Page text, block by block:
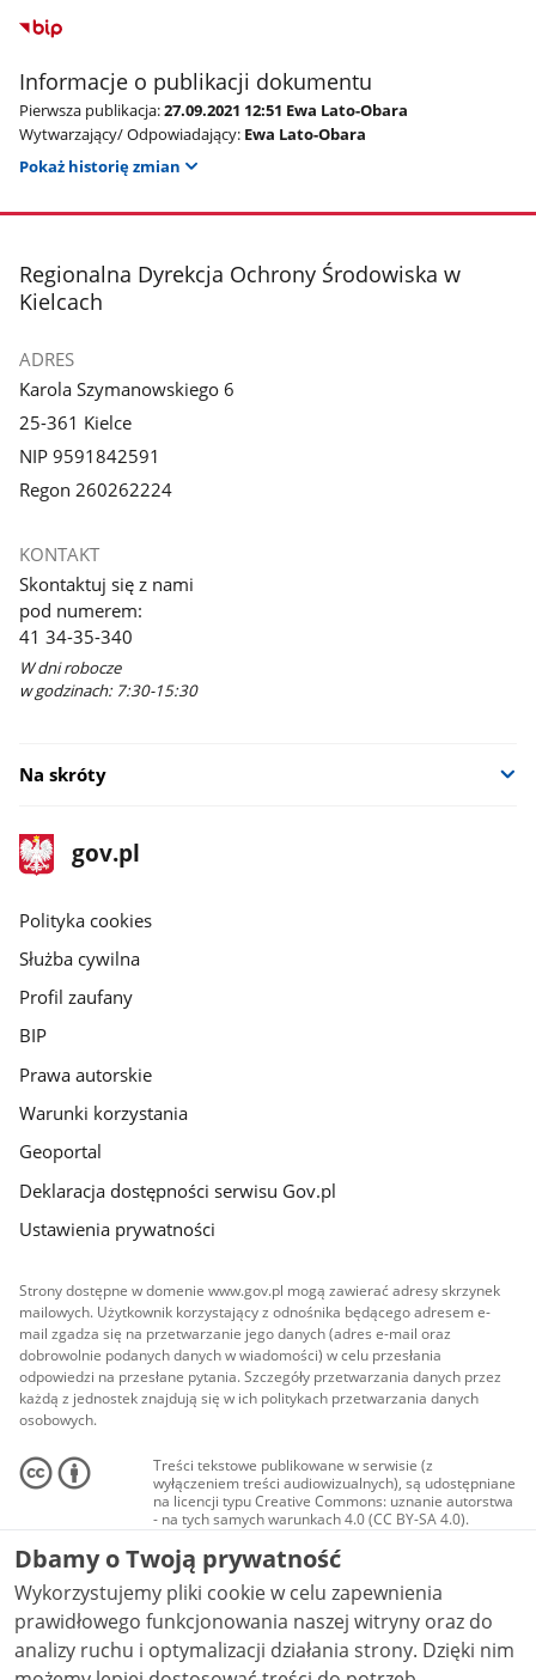
Informacje o publikacji dokumentu
Pierwsza publikacja:27.09.2021 12:51 Ewa Lato-Obara
Wytwarzający/ Odpowiadający: Ewa Lato-Obara
Pokaż historię zmian
stopka
Regionalna Dyrekcja Ochrony Środowiska w
Kielcach
ADRES
Karola Szymanowskiego 6
25-361 Kielce
NIP 9591842591
Regon 260262224
KONTAKT
Skontaktuj się z nami
pod numerem:
41 34-35-340
W dni robocze
w godzinach: 7:30-15:30
Na skróty
stopka
gov.pl
Strona
gov.pl
gov.pl
Polityka cookies
Służba cywilna
Profil zaufany
BIP
Prawa autorskie
Warunki korzystania
Geoportal
Deklaracja dostępności serwisu Gov.pl
Ustawienia prywatności
Strony dostępne w domenie www.gov.pl mogą zawierać adresy skrzynek
mailowych. Użytkownik korzystający z odnośnika będącego adresem e-
mail zgadza się na przetwarzanie jego danych (adres e-mail oraz
dobrowolnie podanych danych w wiadomości) w celu przesłania
odpowiedzi na przesłane pytania. Szczegóły przetwarzania danych przez
każdą z jednostek znajdują się w ich politykach przetwarzania danych
osobowych.
Treści tekstowe publikowane w serwisie (z
wyłączeniem treści audiowizualnych), są udostępniane
na licencji typu Creative Commons: uznanie autorstwa
- na tych samych warunkach 4.0 (CC BY-SA 4.0).
Materiały audiowizualne, w tym zdjęcia, materiały
audio i wideo, są udostępniane na licencji typu
Creative Commons: uznanie autorstwa użycie
niekomercyjne - bez utworów zależnych 4.0 (CC BY-
NC-ND 4.0), o ile nie jest to stwierdzone inaczej.
Dbamy o Twoją prywatność
Wykorzystujemy pliki cookie w celu zapewnienia
prawidłowego funkcjonowania naszej witryny oraz do
analizy ruchu i optymalizacji działania strony. Dzięki nim